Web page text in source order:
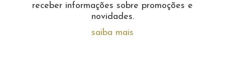
receber informações sobre promoções e
novidades.
saiba mais